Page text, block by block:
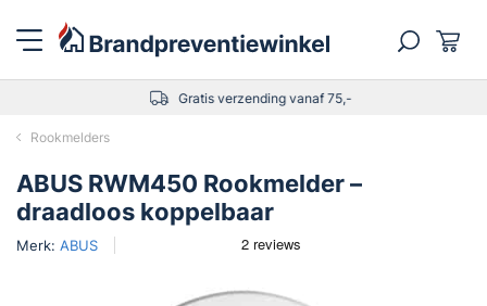
Gratis verzending vanaf 75,-
Rookmelders
ABUS RWM450 Rookmelder –
draadloos koppelbaar
Merk: ABUS